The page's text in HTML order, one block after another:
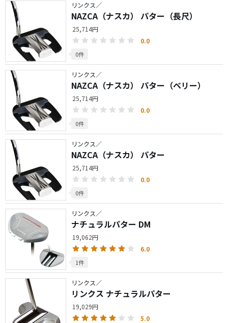
リンクス／
NAZCA（ナスカ） パター（長尺）
25,714円
0.0
0件
リンクス／
NAZCA（ナスカ） パター（ベリー）
25,714円
0.0
0件
リンクス／
NAZCA（ナスカ） パター
25,714円
0.0
0件
リンクス／
ナチュラルパター DM
19,062円
6.0
1件
リンクス／
リンクス ナチュラルパター
19,029円
5.0